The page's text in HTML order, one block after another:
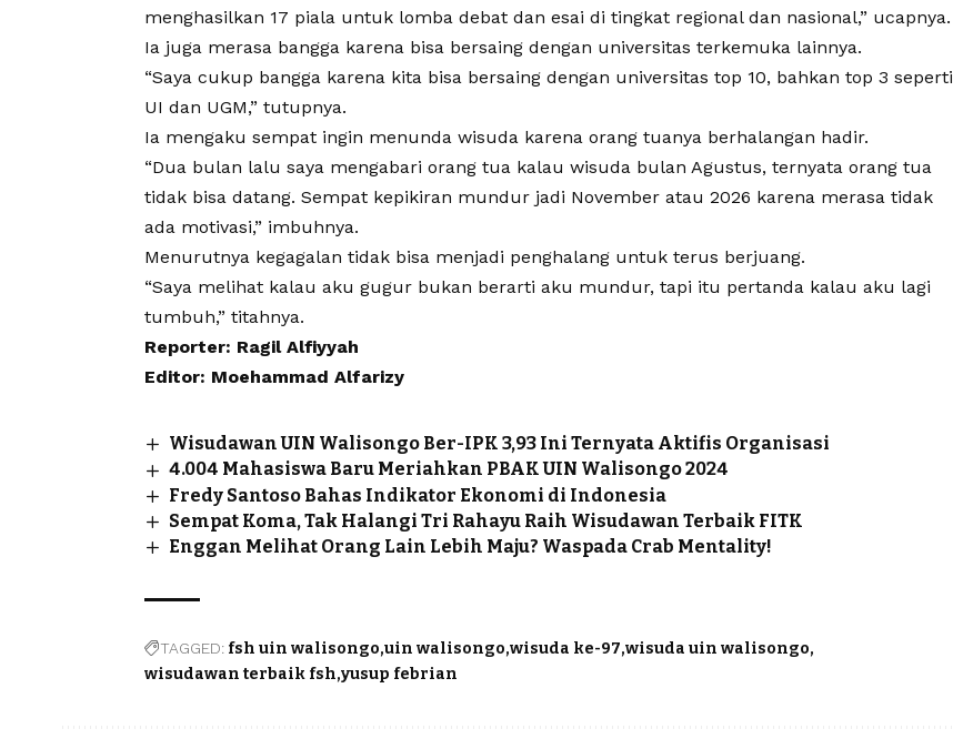
menghasilkan 17 piala untuk lomba debat dan esai di tingkat regional dan nasional,” ucapnya.
Ia juga merasa bangga karena bisa bersaing dengan universitas terkemuka lainnya.
“Saya cukup bangga karena kita bisa bersaing dengan universitas top 10, bahkan top 3 seperti
UI dan UGM,” tutupnya.
Ia mengaku sempat ingin menunda wisuda karena orang tuanya berhalangan hadir.
“Dua bulan lalu saya mengabari orang tua kalau wisuda bulan Agustus, ternyata orang tua
tidak bisa datang. Sempat kepikiran mundur jadi November atau 2026 karena merasa tidak
ada motivasi,” imbuhnya.
Menurutnya kegagalan tidak bisa menjadi penghalang untuk terus berjuang.
“Saya melihat kalau aku gugur bukan berarti aku mundur, tapi itu pertanda kalau aku lagi
tumbuh,” titahnya.
Reporter: Ragil Alfiyyah
Editor: Moehammad Alfarizy
Wisudawan UIN Walisongo Ber-IPK 3,93 Ini Ternyata Aktifis Organisasi
4.004 Mahasiswa Baru Meriahkan PBAK UIN Walisongo 2024
Fredy Santoso Bahas Indikator Ekonomi di Indonesia
Sempat Koma, Tak Halangi Tri Rahayu Raih Wisudawan Terbaik FITK
Enggan Melihat Orang Lain Lebih Maju? Waspada Crab Mentality!
TAGGED: fsh uin walisongo uin walisongo wisuda ke-97 wisuda uin walisongo
wisudawan terbaik fsh yusup febrian